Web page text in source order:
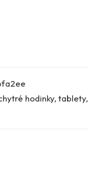
hodinky, tablety,